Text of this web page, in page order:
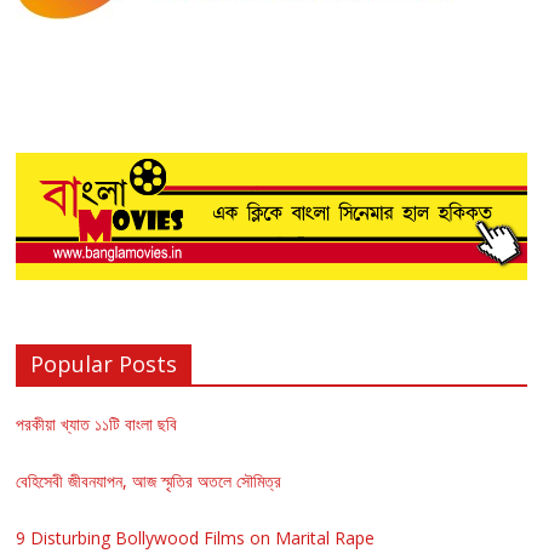
Popular Posts
পরকীয়া খ্যাত ১১টি বাংলা ছবি
বেহিসেবী জীবনযাপন, আজ স্মৃতির অতলে সৌমিত্র
9 Disturbing Bollywood Films on Marital Rape